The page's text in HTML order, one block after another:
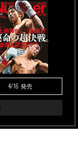
4/16 発売